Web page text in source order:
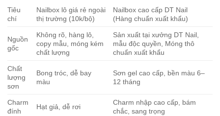
Tiêu
chí
Nailbox lô giá rẻ ngoài
thị trường (10k/bộ)
Nailbox cao cấp DT Nail
(Hàng chuẩn xuất khẩu)
Nguồn
gốc
Không rõ, hàng lô,
copy mẫu, móng kém
chất lượng
Sản xuất tại xưởng DT Nail,
mẫu độc quyền, Móng thô
chuẩn xuất khẩu
Chất
lượng
sơn
Bong tróc, dễ bay
màu
Sơn gel cao cấp, bền màu 6–
12 tháng
Charm
đính
Hạt giả, dễ rơi
Charm nhập cao cấp, bám
chắc, sang trọng